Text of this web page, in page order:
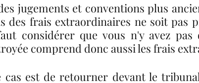
jugements et conventions plus
des frais extraordinaires ne soit pas
considérer que vous n'y avez
comprend donc aussi les frais
cas est de retourner devant le